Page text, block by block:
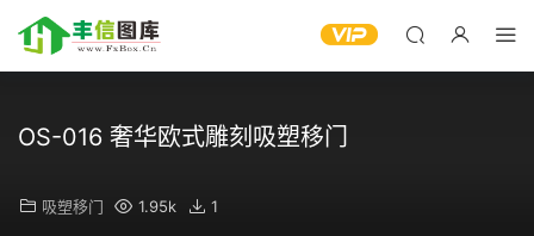
OS-016 奢华欧式雕刻吸塑移门
吸塑移门 1.95k 1